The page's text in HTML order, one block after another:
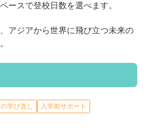
ースで登校日数を選べます。
アジアから世界に飛び立つ未来の
学び直し
入学前サポート